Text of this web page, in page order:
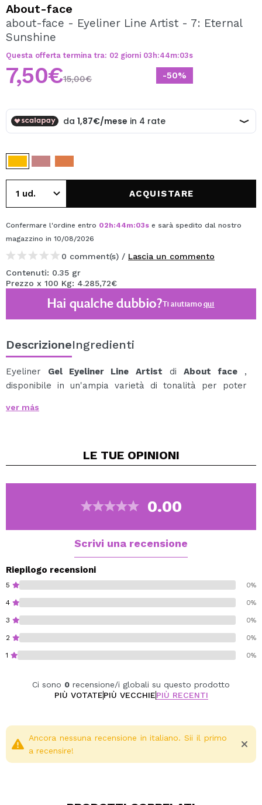
Creando un account su Maquibeauty.it potrai fare i tuoi
acquisti velocemente, controllare lo stato dei tuoi ordini e
About-face
about-face - Eyeliner Line Artist - 7: Eternal
Sunshine
Questa offerta termina tra: 02 giorni 03 h:44m:03s
-50%
7,50€15,00€
ACQUISTARE
Confermare l'ordine entro 02h:44m:03s e sarà spedito dal nostro
magazzino in 10/08/2026
0 comment(s) / Lascia un commento
Contenuti: 0.35 gr
Prezzo x 100 Kg: 4.285,72€
Hai qualche dubbio?Ti aiutiamoqui
DescrizioneIngredienti
Eyeliner Gel Eyeliner Line Artist di About face,
disponibile in un'ampia varietà di tonalità per poter
La formula di questo eyeliner è setosa e scivola
finitura opacae la loro punta è iper
tue palpebre.
anche a lunga tenuta.
ver más
LE TUE OPINIONI
0.00
Scrivi una recensione
Riepilogo recensioni
5 0%
4 0%
3 0%
2 0%
1 0%
Ci sono 0 recensione/i globali su questo prodotto
PIÙ VOTATEPIÙ VECCHIEPIÙ RECENTI
Ancora nessuna recensione in italiano. Sii il primo
a recensire!